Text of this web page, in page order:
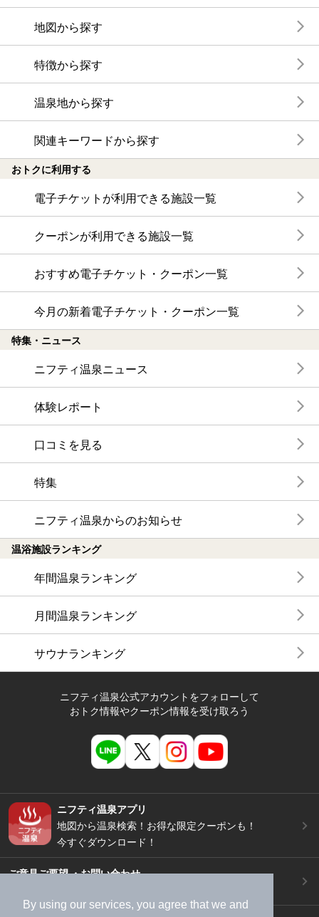
By using our services, you agree that we and
地図から探す
特徴から探す
温泉地から探す
関連キーワードから探す
おトクに利用する
電子チケットが利用できる施設一覧
クーポンが利用できる施設一覧
おすすめ電子チケット・クーポン一覧
今月の新着電子チケット・クーポン一覧
特集・ニュース
ニフティ温泉ニュース
体験レポート
口コミを見る
特集
ニフティ温泉からのお知らせ
温浴施設ランキング
年間温泉ランキング
月間温泉ランキング
サウナランキング
ニフティ温泉公式アカウントをフォローして
おトク情報やクーポン情報を受け取ろう
ニフティ温泉アプリ
地図から温泉検索！お得な限定クーポンも！
今すぐダウンロード！
ご意見ご要望 ・お問い合わせ